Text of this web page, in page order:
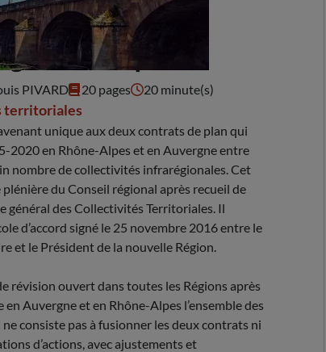
rhône-alpes
PIVARD 20 pages 20 minute(s)
territoriales
unique aux deux contrats de plan qui
2020 en Rhône-Alpes et en Auvergne entre
nombre de collectivités infrarégionales. Cet
du Conseil régional après recueil de
général des Collectivités Territoriales. Il
d’accord signé le 25 novembre 2016 entre le
et le Président de la nouvelle Région.
révision ouvert dans toutes les Régions après
Auvergne et en Rhône-Alpes l’ensemble des
consiste pas à fusionner les deux contrats ni
d’actions, avec ajustements et